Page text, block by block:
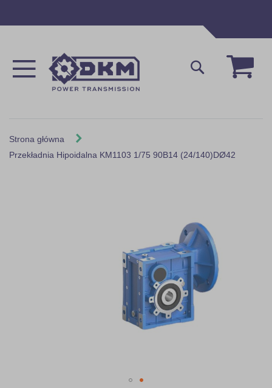
Mój
Szukaj
Strona główna
Przekładnia Hipoidalna KM1103 1/75 90B14 (24/140)DØ42